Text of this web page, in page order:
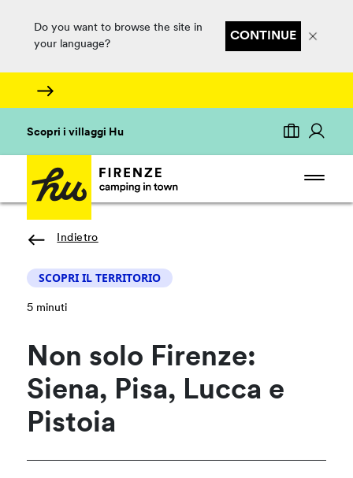
Do you want to browse the site in
your language?
CONTINUE
Scopri i villaggi Hu
Indietro
SCOPRI IL TERRITORIO
5 minuti
Non solo Firenze:
Siena, Pisa, Lucca e
Pistoia